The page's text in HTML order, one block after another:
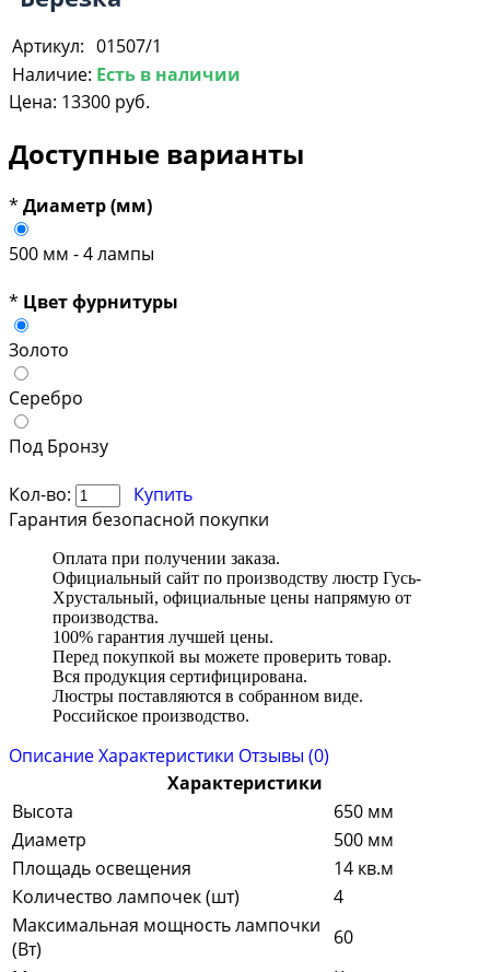
Артикул: 01507/1
Наличие: Есть в наличии
Цена: 13300 руб.
Доступные варианты
* Диаметр (мм)
500 мм - 4 лампы
* Цвет фурнитуры
Золото
Серебро
Под Бронзу
Кол-во:
Купить
Гарантия безопасной покупки
Оплата при получении заказа.
Официальный сайт по производству люстр Гусь-
Хрустальный, официальные цены напрямую от
производства.
100% гарантия лучшей цены.
Перед покупкой вы можете проверить товар.
Вся продукция сертифицирована.
Люстры поставляются в собранном виде.
Российское производство.
ОписаниеХарактеристики Отзывы (0)
Характеристики
Высота
650 мм
Диаметр
500 мм
Площадь освещения
14 кв.м
Количество лампочек (шт)
4
Максимальная мощность лампочки
(Вт)
60